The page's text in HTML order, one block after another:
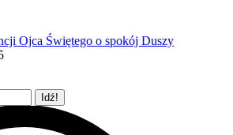
Ojca Świętego o spokój Duszy